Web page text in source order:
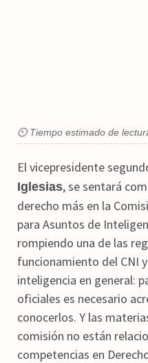
⏲ Tiempo estimado de
El vicepresidente
Iglesias, se sentará
derecho más en la
para Asuntos de
rompiendo una de las
funcionamiento del CNI
inteligencia en general:
oficiales es necesario
conocerlos. Y las
comisión no están
competencias en